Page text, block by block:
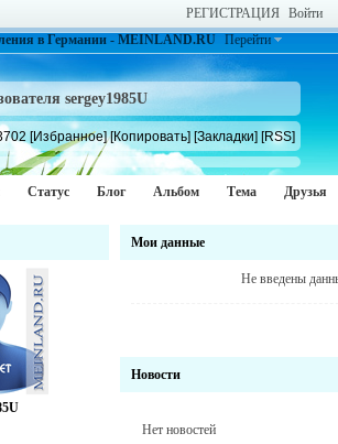
РЕГИСТРАЦИЯ Войти
в Германии - MEINLAND.RU Перейти
sergey1985U
[Избранное] [Копировать] [Закладки] [RSS]
Статус Блог Альбом Тема Друзья
Мои данные
Не введены
Новости
Нет новостей